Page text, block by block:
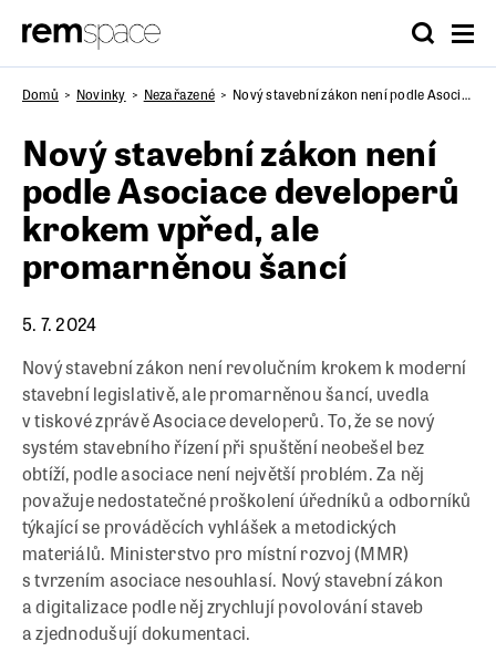
Domů Novinky Nezařazené Nový stavební zákon není podle Asociace developerů krokem vpřed, ale promarněnou šancí
Nový stavební zákon není
podle Asociace developerů
krokem vpřed, ale
promarněnou šancí
5. 7. 2024
Nový stavební zákon není revolučním krokem k moderní
stavební legislativě, ale promarněnou šancí, uvedla
v tiskové zprávě Asociace developerů. To, že se nový
systém stavebního řízení při spuštění neobešel bez
obtíží, podle asociace není největší problém. Za něj
považuje nedostatečné proškolení úředníků a odborníků
týkající se prováděcích vyhlášek a metodických
materiálů. Ministerstvo pro místní rozvoj (MMR)
s tvrzením asociace nesouhlasí. Nový stavební zákon
a digitalizace podle něj zrychlují povolování staveb
a zjednodušují dokumentaci.